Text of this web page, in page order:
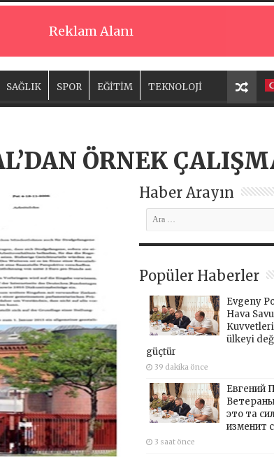
Reklam Alanı
SAĞLIK SPOR EĞİTİM TEKNOLOJİ
ÖRNEK
Haber Arayın
Popüler Haberler
Evgeny
Hava
ülkeyi
güçtür
39 dakika önce
Евгений
это та
изменит
3 saat önce